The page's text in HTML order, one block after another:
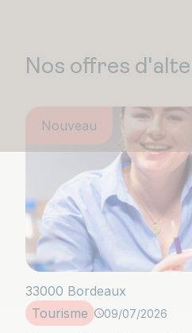
Nos offres
Nouveau
33000 Bordeaux
Tourisme
09/07/2026